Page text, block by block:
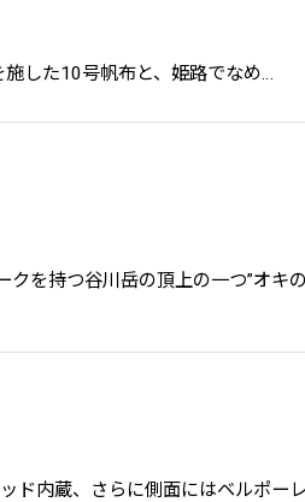
施した10号帆布と、姫路でなめ…
クを持つ谷川岳の頂上の一つ”オ
ド内蔵、さらに側面にはベルポ